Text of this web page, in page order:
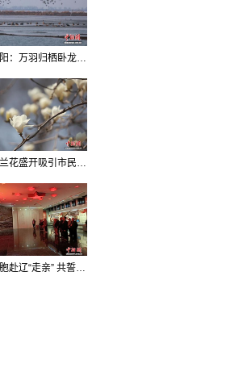
辽宁沈阳：万羽归栖卧龙湖看群鸟齐飞
沈阳玉兰花盛开吸引市民打卡
海外台胞赴辽“走亲” 共誓“和平初心”